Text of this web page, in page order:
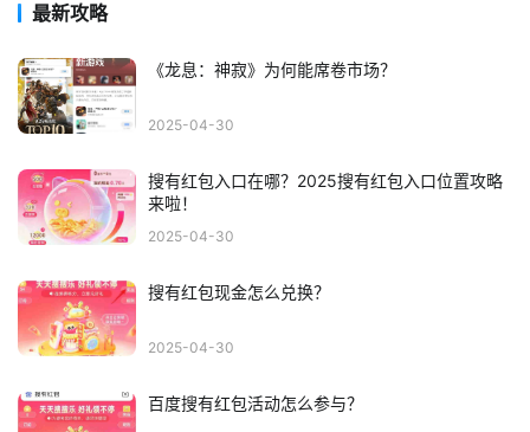
最新攻略
《龙息：神寂》为何能席卷市场？
2025-04-30
搜有红包入口在哪？2025搜有红包入口位置攻略
来啦！
2025-04-30
搜有红包现金怎么兑换？
2025-04-30
百度搜有红包活动怎么参与？